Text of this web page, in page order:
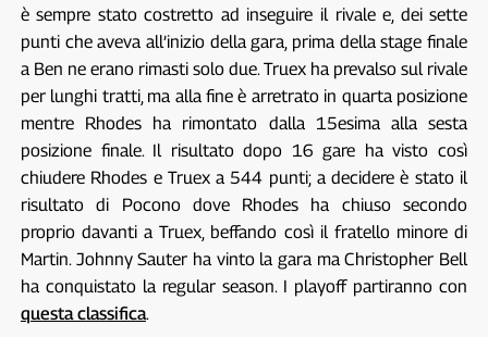
è sempre stato costretto ad inseguire il rivale e, dei sette
punti che aveva all’inizio della gara, prima della stage finale
a Ben ne erano rimasti solo due. Truex ha prevalso sul rivale
per lunghi tratti, ma alla fine è arretrato in quarta posizione
mentre Rhodes ha rimontato dalla 15esima alla sesta
posizione finale. Il risultato dopo 16 gare ha visto così
chiudere Rhodes e Truex a 544 punti; a decidere è stato il
risultato di Pocono dove Rhodes ha chiuso secondo
proprio davanti a Truex, beffando così il fratello minore di
Martin. Johnny Sauter ha vinto la gara ma Christopher Bell
ha conquistato la regular season. I playoff partiranno con
questa classifica.